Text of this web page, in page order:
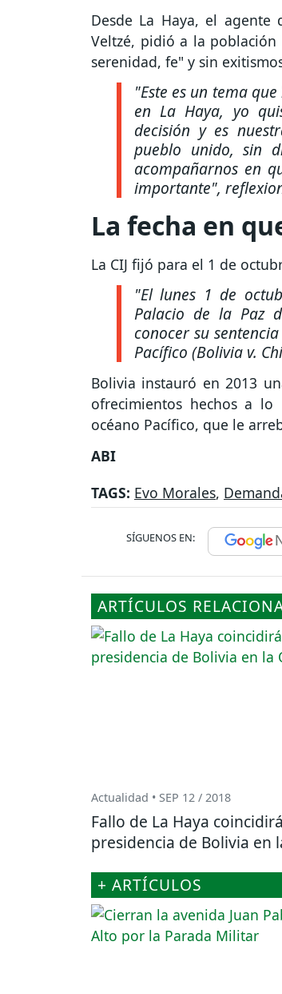
Desde La Haya, el agente
Veltzé, pidió a la
serenidad, fe" y sin
"Este es un tema
en La Haya, yo
decisión y es
pueblo unido, sin
acompañarnos en
importante",
La fecha en
La CIJ fijó para el 1 de
"El lunes 1 de
Palacio de la Paz
conocer su
Pacífico (Bolivia v.
Bolivia instauró en 2013
ofrecimientos hechos a
océano Pacífico, que le
ABI
TAGS: Evo Morales,
SÍGUENOS EN:
ARTÍCULOS
Actualidad • SEP 12 / 2018
Fallo de La Haya
presidencia de Bolivia en
+ ARTÍCULOS